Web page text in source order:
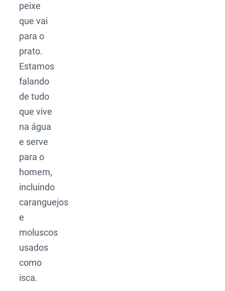
peixe
que vai
para o
prato.
Estamos
falando
de tudo
que vive
na água
e serve
para o
homem,
incluindo
caranguejos
e
moluscos
usados
como
isca.